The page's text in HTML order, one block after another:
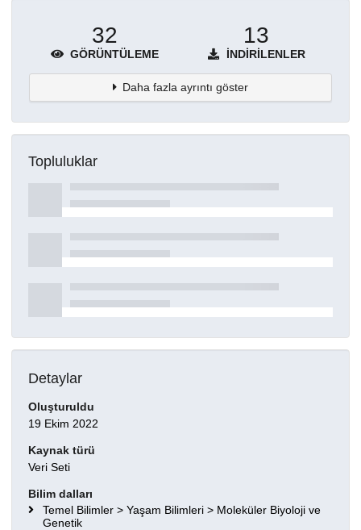
32
GÖRÜNTÜLEME
13
İNDIRILENLER
Daha fazla ayrıntı göster
Topluluklar
Detaylar
Oluşturuldu
19 Ekim 2022
Kaynak türü
Veri Seti
Bilim dalları
Temel Bilimler > Yaşam Bilimleri > Moleküler Biyoloji ve
Genetik